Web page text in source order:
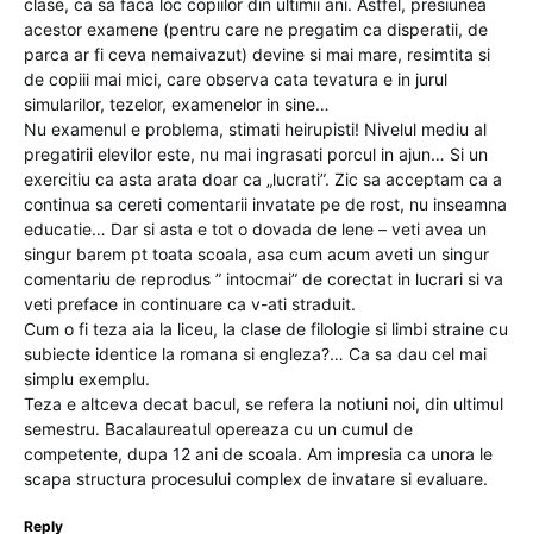
clase, ca sa faca loc copiilor din ultimii ani. Astfel, presiunea
acestor examene (pentru care ne pregatim ca disperatii, de
parca ar fi ceva nemaivazut) devine si mai mare, resimtita si
de copiii mai mici, care observa cata tevatura e in jurul
simularilor, tezelor, examenelor in sine…
Nu examenul e problema, stimati heirupisti! Nivelul mediu al
pregatirii elevilor este, nu mai ingrasati porcul in ajun… Si un
exercitiu ca asta arata doar ca „lucrati”. Zic sa acceptam ca a
continua sa cereti comentarii invatate pe de rost, nu inseamna
educatie… Dar si asta e tot o dovada de lene – veti avea un
singur barem pt toata scoala, asa cum acum aveti un singur
comentariu de reprodus ” intocmai” de corectat in lucrari si va
veti preface in continuare ca v-ati straduit.
Cum o fi teza aia la liceu, la clase de filologie si limbi straine cu
subiecte identice la romana si engleza?… Ca sa dau cel mai
simplu exemplu.
Teza e altceva decat bacul, se refera la notiuni noi, din ultimul
semestru. Bacalaureatul opereaza cu un cumul de
competente, dupa 12 ani de scoala. Am impresia ca unora le
scapa structura procesului complex de invatare si evaluare.
Reply